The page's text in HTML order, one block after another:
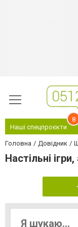
Наші спецпроєкти
8
Головна Довідник
Настільні